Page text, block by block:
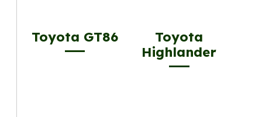
Toyota GT86
Toyota
Highlander